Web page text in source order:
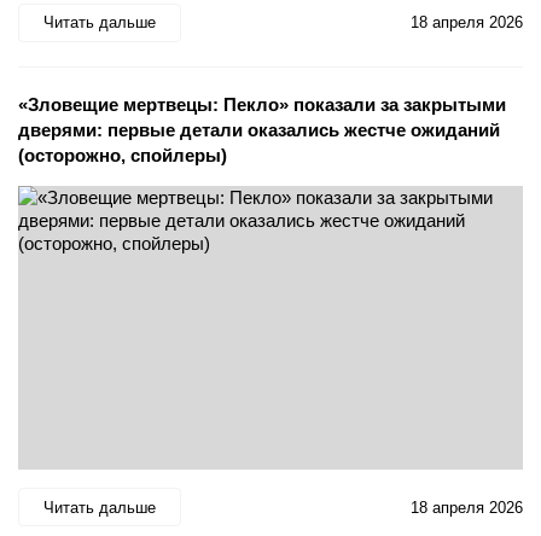
Читать дальше 18 апреля 2026
«Зловещие мертвецы: Пекло» показали за закрытыми
дверями: первые детали оказались жестче ожиданий
(осторожно, спойлеры)
Читать дальше 18 апреля 2026